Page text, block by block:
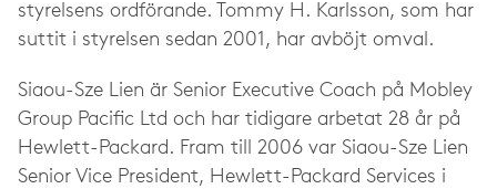
styrelsens ordförande. Tommy H. Karlsson, som har
suttit i styrelsen sedan 2001, har avböjt omval.
Siaou-Sze Lien är Senior Executive Coach på Mobley
Group Pacific Ltd och har tidigare arbetat 28 år på
Hewlett-Packard. Fram till 2006 var Siaou-Sze Lien
Senior Vice President, Hewlett-Packard Services i